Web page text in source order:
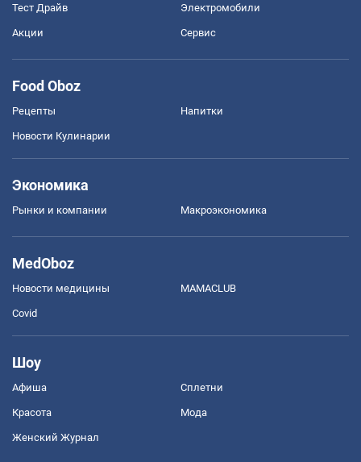
Тест Драйв Электромобили
Акции Сервис
Food Oboz
Рецепты Напитки
Новости Кулинарии
Экономика
Рынки и компании Mакроэкономика
MedOboz
Новости медицины MAMACLUB
Covid
Шоу
Афиша Сплетни
Красота Мода
Женский Журнал